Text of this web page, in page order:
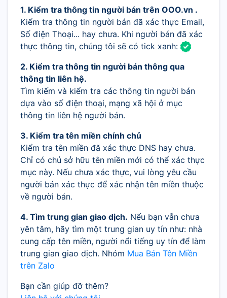
1. Kiểm tra thông tin người bán trên OOO.vn .
Kiểm tra thông tin người bán đã xác thực Email,
Số điện Thoại... hay chưa. Khi người bán đã xác
thực thông tin, chúng tôi sẽ có tick xanh:
2. Kiểm tra thông tin người bán thông qua
thông tin liên hệ.
Tìm kiếm và kiểm tra các thông tin người bán
dựa vào số điện thoại, mạng xã hội ở mục
thông tin liên hệ người bán.
3. Kiểm tra tên miền chính chủ
Kiểm tra tên miền đã xác thực DNS hay chưa.
Chỉ có chủ sở hữu tên miền mới có thể xác thực
mục này. Nếu chưa xác thực, vui lòng yêu cầu
người bán xác thực để xác nhận tên miền thuộc
về người bán.
4. Tìm trung gian giao dịch. Nếu bạn vẫn chưa
yên tâm, hãy tìm một trung gian uy tín như: nhà
cung cấp tên miền, người nổi tiếng uy tín để làm
trung gian giao dịch. Nhóm Mua Bán Tên Miền
trên Zalo
Bạn cần giúp đỡ thêm?